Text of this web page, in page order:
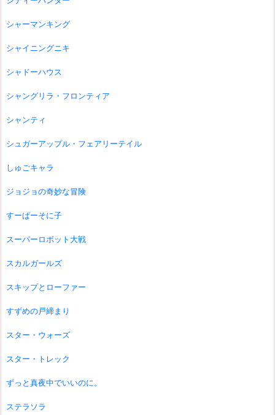
シャーマンキング
シャイニングニキ
シャドーハウス
シャングリラ・フロンティア
シャンティ
シュガーアップル・フェアリーテイル
しゅごキャラ
ジョジョの奇妙な冒険
すーぱーそに子
スーパーロボット大戦
スカルガールズ
スキップとローファー
すずめの戸締まり
スター・ウォーズ
スター・トレック
ずっと真夜中でいいのに。
ステラソラ